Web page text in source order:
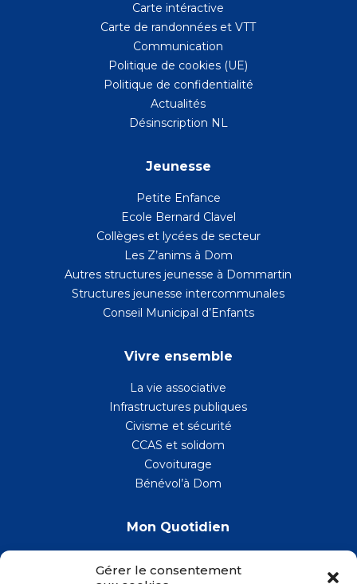
Gérer le consentement
Carte intéractive
Carte de randonnées et VTT
Communication
Politique de cookies (UE)
Politique de confidentialité
Actualités
Désinscription NL
Jeunesse
Petite Enfance
Ecole Bernard Clavel
Collèges et lycées de secteur
Les Z’anims à Dom
Autres structures jeunesse à Dommartin
Structures jeunesse intercommunales
Conseil Municipal d’Enfants
Vivre ensemble
La vie associative
Infrastructures publiques
Civisme et sécurité
CCAS et solidom
Covoiturage
Bénévol’à Dom
Mon Quotidien